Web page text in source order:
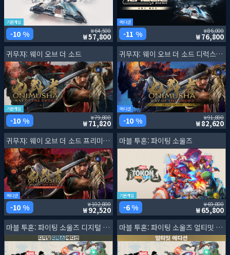
기본게임
10 % 64,500
57,800
에디션
11 % 86,000
76,800
귀무자: 웨이 오브 더 소드
기본게임
10 % 79,800
71,820
귀무자: 웨이 오브 더 소드 디럭스 에디션
에디션
10 % 91,800
82,620
귀무자: 웨이 오브 더 소드 프리미엄 디럭스 에디션
에디션
10 % 102,800
92,520
마블 투혼: 파이팅 소울즈
기본게임
6 % 69,800
65,800
마블 투혼: 파이팅 소울즈 디지털 디럭스 에디션 마블 투혼: 파이팅 소울즈 얼티밋 에디션